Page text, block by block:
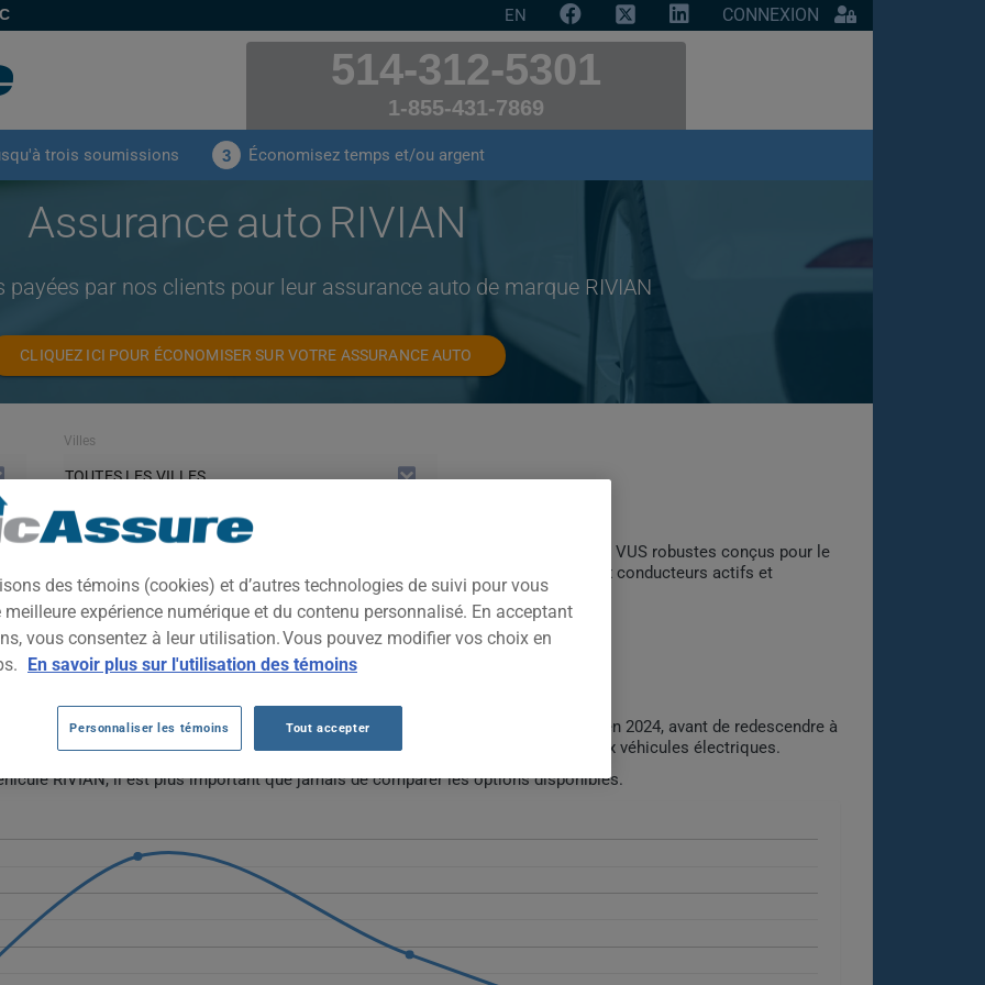
EN CONNEXION
514-312-5301
1-855-431-7869
trois soumissions 3 Économisez temps et/ou argent
Assurance auto RIVIAN
payées par nos clients pour leur assurance auto de marque RIVIAN
CLIQUEZ ICI POUR ÉCONOMISER SUR VOTRE ASSURANCE AUTO
Villes
TOUTES LES VILLES
dans les véhicules électriques d'aventure, notamment des camionnettes et VUS robustes conçus pour le
technologique, l'autonomie électrique et un positionnement premium destiné aux conducteurs actifs et
DEPUIS 2023.
véhicules Rivian fluctuent, passant de 2037 $ en 2023 à un sommet de 2937 $ en 2024, avant de redescendre à
reflète la nouveauté de la marque et l'évolution des coûts de réparation liés aux véhicules électriques.
RIVIAN, il est plus important que jamais de comparer les options disponibles.
des témoins (cookies) et d’autres technologies de suivi pour vous
expérience numérique et du contenu personnalisé. En acceptant
vous consentez à leur utilisation. Vous pouvez modifier vos choix en
En savoir plus sur l'utilisation des témoins
Personnaliser les témoins Tout accepter